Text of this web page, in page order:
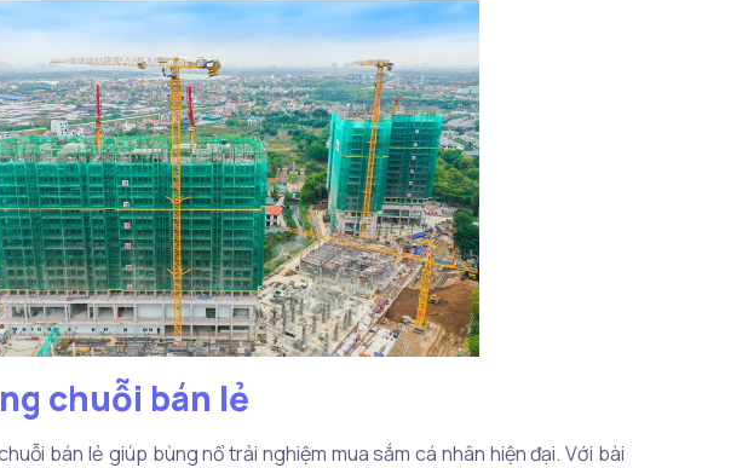
chuỗi bán lẻ
bán lẻ giúp bùng nổ trải nghiệm mua sắm cá nhân hiện đại. Với bài